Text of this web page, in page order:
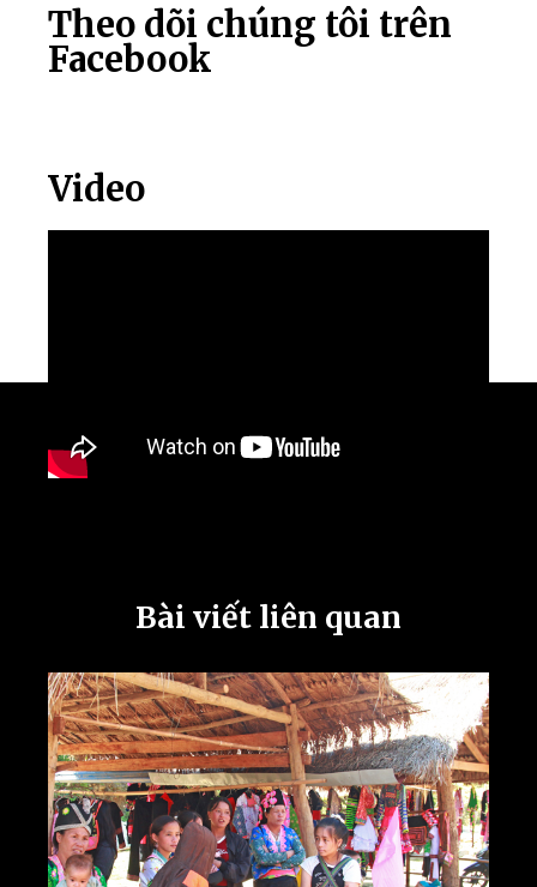
Theo dõi chúng tôi trên
Facebook
Video
Bài viết liên quan